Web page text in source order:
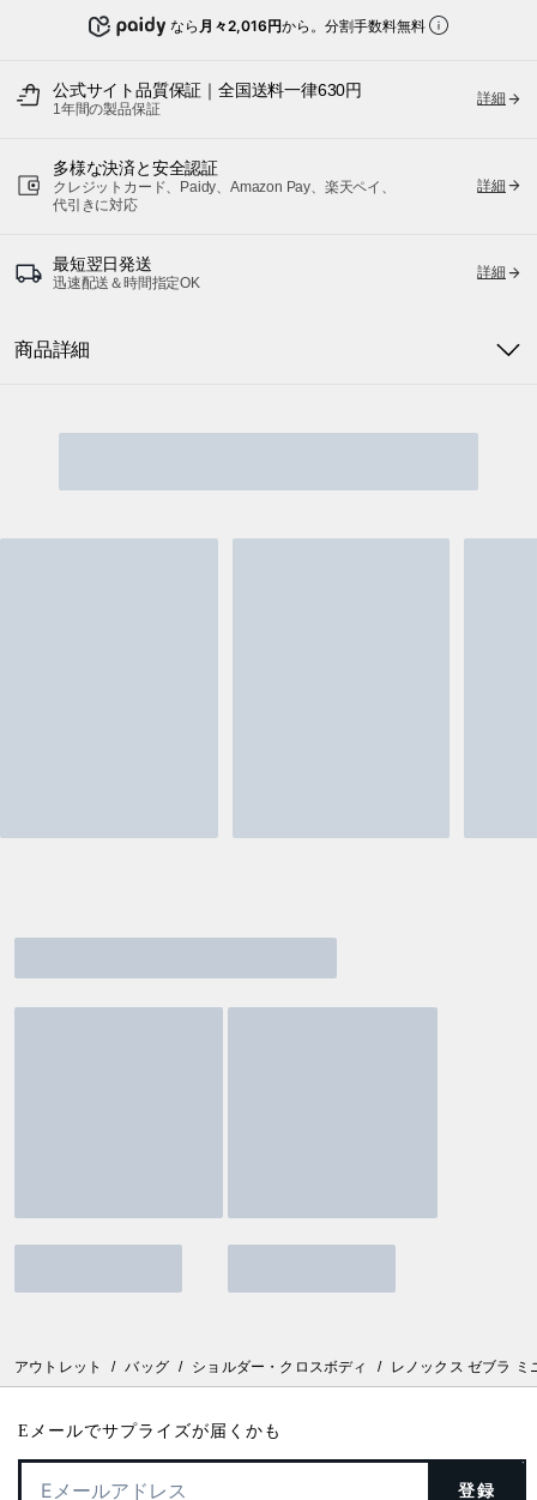
なら 月々2,016円から。分割手数料無料
公式サイト品質保証｜全国送料一律630円
1年間の製品保証
詳細
多様な決済と安全認証
クレジットカード、Paidy、Amazon Pay、楽天ペイ、
代引きに対応
詳細
最短翌日発送
迅速配送＆時間指定OK
詳細
商品詳細
アウトレット / バッグ / ショルダー・クロスボディ / レノックス ゼブラ ミ
Eメールでサプライズが届くかも
登録